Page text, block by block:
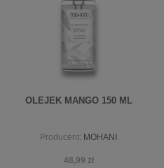
OLEJEK MANGO 150 ML
Producent: MOHANI
48,99 zł